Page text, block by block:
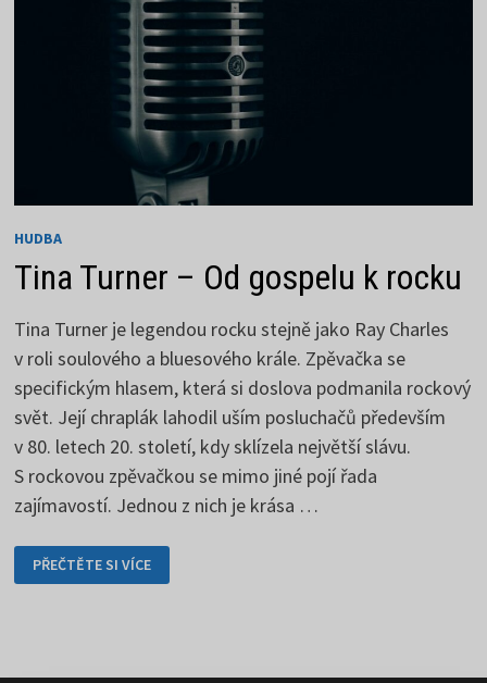
HUDBA
Tina Turner – Od gospelu k rocku
Tina Turner je legendou rocku stejně jako Ray Charles
v roli soulového a bluesového krále. Zpěvačka se
specifickým hlasem, která si doslova podmanila rockový
svět. Její chraplák lahodil uším posluchačů především
v 80. letech 20. století, kdy sklízela největší slávu.
S rockovou zpěvačkou se mimo jiné pojí řada
zajímavostí. Jednou z nich je krása …
TINA
TURNER
–
PŘEČTĚTE SI VÍCE